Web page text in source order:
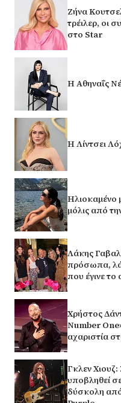
Ζήνα
τρέιλερ, οι
στο Star
Η Αθηναΐς
Η Λίντσει
Ηλιοκαμένο
μόλις από
Λάκης
πρόσωπα,
που έγινε
Χρήστος
Number
αχαριστία
Γκλεν Χιουζ:
υποβληθεί
δύσκολη